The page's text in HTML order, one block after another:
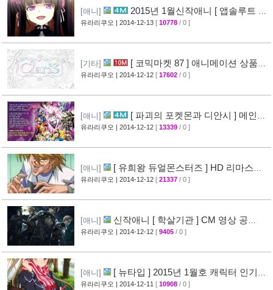
[애니]
2015년 1월신작애니 [ 앱솔루트 듀
오 ] PV 영상 공개
[42]
유라리쿠오 | 2014-12-13 [ 10778 / 0 ]
[기타]
[ 코믹마켓 87 ] 애니메이션 상품
판매 정보 공개 ( comic market 87 )
유라리쿠오 | 2014-12-12 [ 17602 / 0 ]
[애니]
[ 파괴의 포켓몬과 디안시 ] 메인예
고 영상 공개 ( 한글더빙판 )
유라리쿠오 | 2014-12-12 [ 13339 / 0 ]
[애니]
[ 유희왕 듀얼몬스터즈 ] HD 리마스터
판 방송 예정 + [ 유희왕 극장판 ] 개봉정보
유라리쿠오 | 2014-12-12 [ 21337 / 0 ]
[애니]
신작애니 [ 학살기관 ] CM 영상 공
개 [49]
유라리쿠오 | 2014-12-12 [ 9405 / 0 ]
[애니]
[ 뉴타입 ] 2015년 1월호 캐릭터 인기
랭킹 + 작품 인기 랭킹 공개
유라리쿠오 | 2014-12-11 [ 10908 / 0 ]